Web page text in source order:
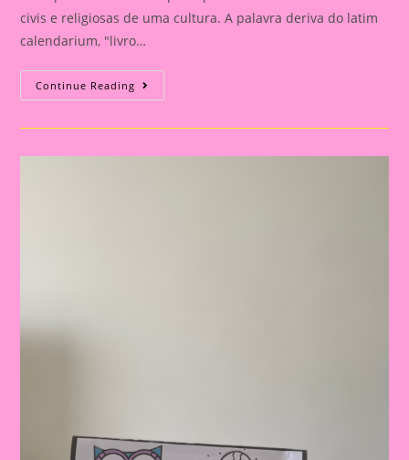
civis e religiosas de uma cultura. A palavra deriva do latim
calendarium, "livro…
Continue Reading Calendário
De